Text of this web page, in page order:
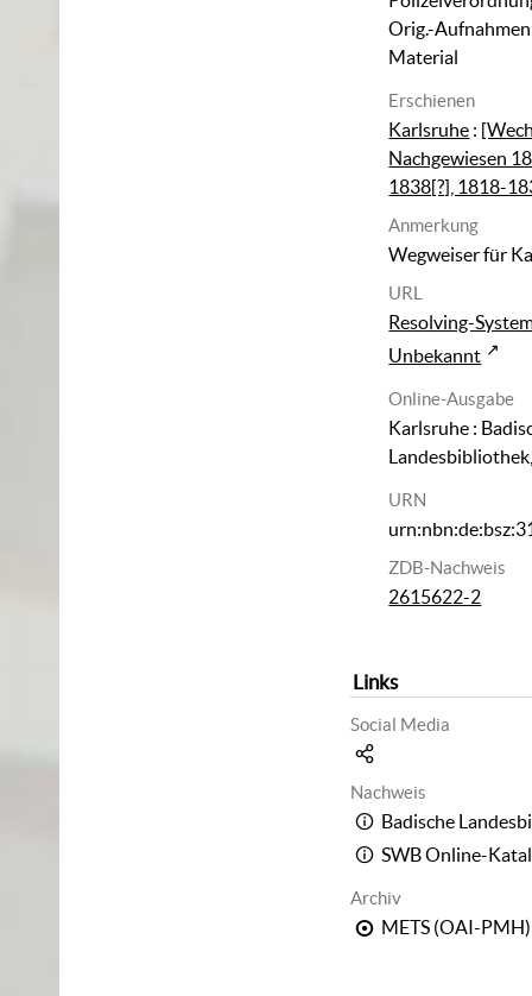
Orig.-
Material
Erschienen
Karlsruhe :
Nachgewiesen
1838[?], 1818-
Anmerkung
Wegweiser für
URL
Resolving-
Unbekannt
Online-Ausgabe
Karlsruhe :
URN
ZDB-Nachweis
2615622-2
Links
Social Media
Nachweis
Badische
SWB Online-
Archiv
METS (OAI-PMH)